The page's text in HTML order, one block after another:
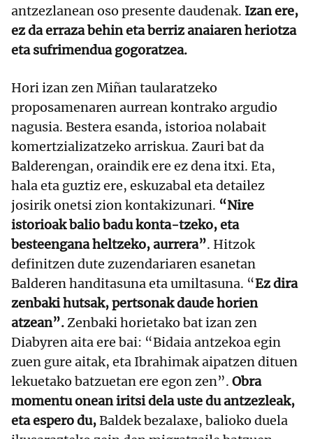
antzezlanean oso presente daudenak. Izan ere,
ez da erraza behin eta berriz anaiaren heriotza
eta sufrimendua gogoratzea.
Hori izan zen Miñan taularatzeko
proposamenaren aurrean kontrako argudio
nagusia. Bestera esanda, istorioa nolabait
komertzializatzeko arriskua. Zauri bat da
Balderengan, oraindik ere ez dena itxi. Eta,
hala eta guztiz ere, eskuzabal eta detailez
josirik onetsi zion kontakizunari. “Nire
istorioak balio badu konta-tzeko, eta
besteengana heltzeko, aurrera”. Hitzok
definitzen dute zuzendariaren esanetan
Balderen handitasuna eta umiltasuna. “Ez dira
zenbaki hutsak, pertsonak daude horien
atzean”.Zenbaki horietako bat izan zen
Diabyren aita ere bai: “Bidaia antzekoa egin
zuen gure aitak, eta Ibrahimak aipatzen dituen
lekuetako batzuetan ere egon zen”. Obra
momentu onean iritsi dela uste du antzezleak,
eta espero du,Baldek bezalaxe, balioko duela